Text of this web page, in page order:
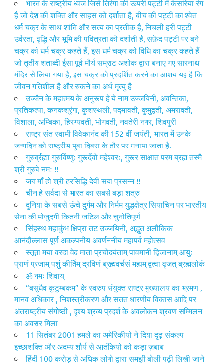
भारत के राष्ट्रीय ध्वज जिसे तिरंगा की ऊपरी पट्टी में केसरिया रंग
है जो देश की शक्ति और साहस को दर्शाता है, बीच की पट्टी का श्वेत
धर्म चक्र के साथ शांति और सत्य का प्रतीक है, निचली हरी पट्टी
उर्वरता, वृद्धि और भूमि की पवित्रता को दर्शाती है, सफ़ेद पट्टी पर बने
चक्र को धर्म चक्र कहते हैं, इस धर्म चक्र को विधि का चक्र कहते हैं
जो तृतीय शताब्दी ईसा पूर्व मौर्य सम्राट अशोक द्वारा बनाए गए सारनाथ
मंदिर से लिया गया है, इस चक्र को प्रदर्शित करने का आशय यह है कि
जीवन गति‍शील है और रुकने का अर्थ मृत्यु है
उज्जैन के महात्मय के अनुरूप हे ये नाम उज्जयिनी, अवन्तिका,
प्रतिकल्पा, कनकश्रृंगा, कुशस्‍थली, पद्मावती, कुमुद्वती, अमरावती,
विशाला, अम्बिका, हिरण्यवती, भोगवती, नवतेरी नगर, शिवपुरी
राष्ट्र संत स्वामी विवेकानंद की 152 वीं जयंती, भारत में उनके
जन्मदिन को राष्ट्रीय युवा दिवस के तौर पर मनाया जाता है.
गुरुर्ब्रह्मा गुरुर्विष्णुः गुरूर्देवो महेश्वरः, गुरूर साक्षात परम ब्रह्म तस्मै
श्री गुरुवे नमः !!
जय माँ हो श्री हरसिद्धि देवी सदा प्रसन्न !!
चीन हे सर्वदा से भारत का सबसे बड़ा शत्रु
दुनिया के सबसे ऊंचे दुर्गम और निर्मम युद्धक्षेत्र सियाचिन पर भारतीय
सेना की मोजुदगी कितनी जटिल और चुनोतिपूर्ण
सिंहस्थ महाकुंभ क्षिप्रा तट उज्जयिनी, अद्भुत अलौकिक
आनंदौल्लास पूर्ण अकल्पनीय अवर्णननीय महापर्व महोत्सव
स्तूता मया वरदा वेद माता प्रचोदयंताम् पावमानी द्विजानाम् आयुः
प्राणं प्रजाम् पशुं कीर्तिम् द्रविणं ब्रह्मवर्चसं मह्यम् द्वत्वा वृजत् ब्रह्मलोकं
ॐ नमः शिवाय्
“बसुधैव कुटुम्बकम” के स्वरुप संयुक्त राष्ट्र मुख्यालय का भ्रमण ,
मानव अधिकार , निशस्त्रीकरण और सतत धारणीय विकास आदि पर
अंतराष्ट्रीय संगोष्ठी , दृश्य श्रव्य प्रदर्श के अवलोकन श्रवण सम्मिलन
का अवसर मिला
11 सितंबर 2001 हमले का अमेरिकीयो ने दिया दृढ़ संकल्प
इच्छाशक्ति और अदम्य शौर्य से आतंकियो को कड़ा ज़बाब
हिंदी 100 करोड़ से अधिक लोगो द्वारा समझी बोली पढ़ी लिखी जाने